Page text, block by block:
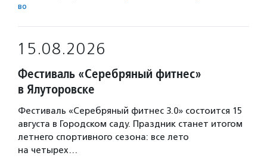
во
15.08.2026
Фестиваль «Серебряный фитнес»
в Ялуторовске
Фестиваль «Серебряный фитнес 3.0» состоится 15
августа в Городском саду. Праздник станет итогом
летнего спортивного сезона: все лето
на четырех…